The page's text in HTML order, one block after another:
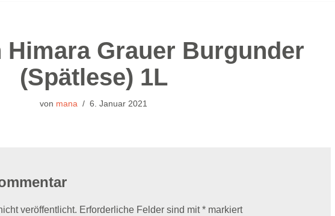
Himara Grauer Burgunder
(Spätlese) 1L
von mana 6. Januar 2021
veröffentlicht. Erforderliche Felder sind mit* markiert